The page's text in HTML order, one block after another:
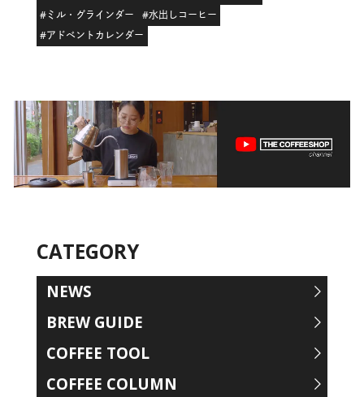
#ミル・グラインダー
#水出しコーヒー
#アドベントカレンダー
CATEGORY
NEWS
BREW GUIDE
COFFEE TOOL
COFFEE COLUMN